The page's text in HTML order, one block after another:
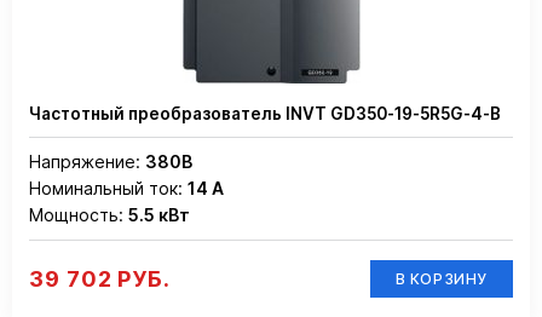
Частотный преобразователь INVT GD350-19-5R5G-4-B
Напряжение: 380В
Номинальный ток: 14 А
Мощность: 5.5 кВт
39 702 РУБ. В КОРЗИНУ